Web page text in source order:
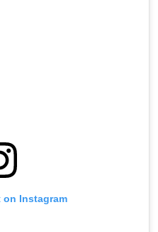
Instagram